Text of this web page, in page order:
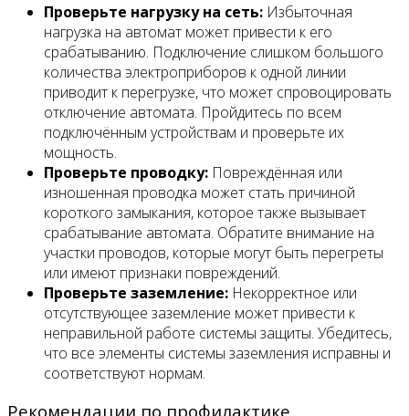
Проверьте нагрузку на сеть: Избыточная
нагрузка на автомат может привести к его
срабатыванию. Подключение слишком большого
количества электроприборов к одной линии
приводит к перегрузке, что может спровоцировать
отключение автомата. Пройдитесь по всем
подключённым устройствам и проверьте их
мощность.
Проверьте проводку: Повреждённая или
изношенная проводка может стать причиной
короткого замыкания, которое также вызывает
срабатывание автомата. Обратите внимание на
участки проводов, которые могут быть перегреты
или имеют признаки повреждений.
Проверьте заземление: Некорректное или
отсутствующее заземление может привести к
неправильной работе системы защиты. Убедитесь,
что все элементы системы заземления исправны и
соответствуют нормам.
Рекомендации по профилактике